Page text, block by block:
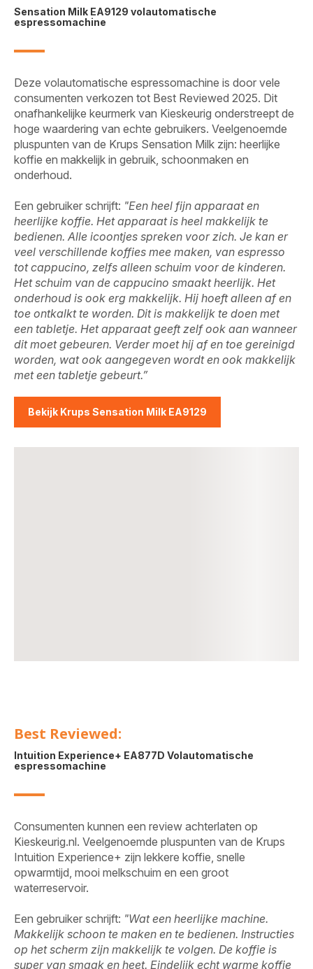
Sensation Milk EA9129 volautomatische
espressomachine
Deze volautomatische espressomachine is door vele
consumenten verkozen tot Best Reviewed 2025. Dit
onafhankelijke keurmerk van Kieskeurig onderstreept de
hoge waardering van echte gebruikers. Veelgenoemde
pluspunten van de Krups Sensation Milk zijn: heerlijke
koffie en makkelijk in gebruik, schoonmaken en
onderhoud.
Een gebruiker schrijft: "Een heel fijn apparaat en
heerlijke koffie. Het apparaat is heel makkelijk te
bedienen. Alle icoontjes spreken voor zich. Je kan er
veel verschillende koffies mee maken, van espresso
tot cappucino, zelfs alleen schuim voor de kinderen.
Het schuim van de cappucino smaakt heerlijk. Het
onderhoud is ook erg makkelijk. Hij hoeft alleen af en
toe ontkalkt te worden. Dit is makkelijk te doen met
een tabletje. Het apparaat geeft zelf ook aan wanneer
dit moet gebeuren. Verder moet hij af en toe gereinigd
worden, wat ook aangegeven wordt en ook makkelijk
met een tabletje gebeurt.”
Bekijk Krups Sensation Milk EA9129
Best Reviewed:
Intuition Experience+ EA877D Volautomatische
espressomachine
Consumenten kunnen een review achterlaten op
Kieskeurig.nl. Veelgenoemde pluspunten van de Krups
Intuition Experience+ zijn lekkere koffie, snelle
opwarmtijd, mooi melkschuim en een groot
waterreservoir.
Een gebruiker schrijft: "Wat een heerlijke machine.
Makkelijk schoon te maken en te bedienen. Instructies
op het scherm zijn makkelijk te volgen. De koffie is
super van smaak en heet. Eindelijk echt warme koffie